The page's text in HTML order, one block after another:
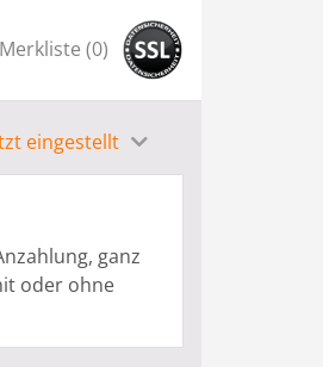
Merkliste (0)
eingestellt
ganz
oder ohne
Leasing oder
Der